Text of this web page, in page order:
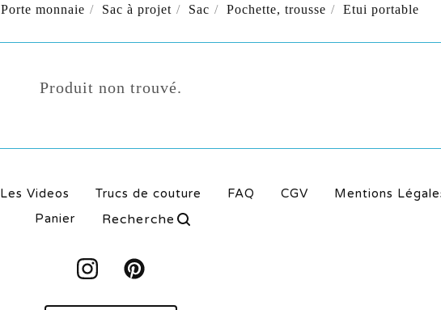
Porte monnaie Sac à projet Sac Pochette, trousse Etui portable
Produit non trouvé.
Les Videos Trucs de couture FAQ CGV Mentions
Panier
Rechercher
produit